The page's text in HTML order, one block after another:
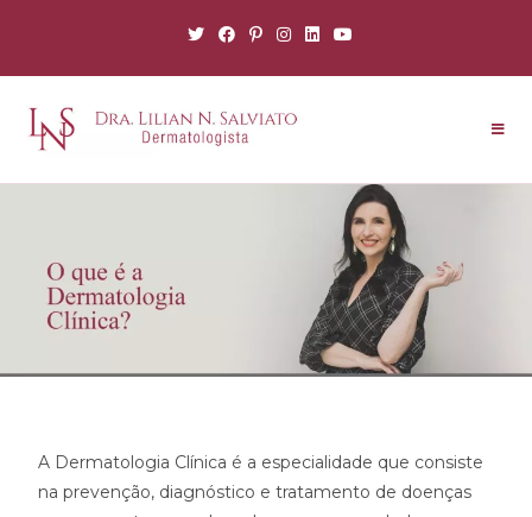
A Dermatologia Clínica é a especialidade que consiste
na prevenção, diagnóstico e tratamento de doenças